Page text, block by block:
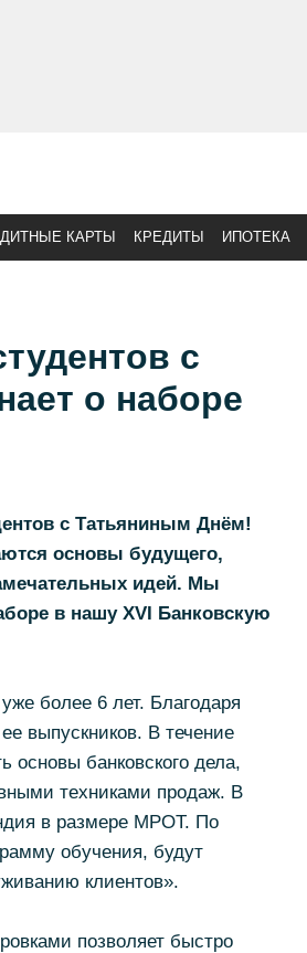
КАРТЫ КРЕДИТЫ ИПОТЕКА
с
о наборе
с Татьяниным Днём!
основы будущего,
идей. Мы
в нашу XVI Банковскую
более 6 лет. Благодаря
выпускников. В течение
основы банковского дела,
техниками продаж. В
в размере МРОТ. По
обучения, будут
клиентов».
позволяет быстро